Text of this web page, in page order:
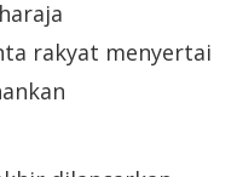
rakyat menyertai